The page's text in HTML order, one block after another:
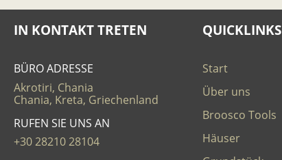
IN KONTAKT TRETEN
BÜRO ADRESSE
Akrotiri, Chania
Chania, Kreta, Griechenland
RUFEN SIE UNS AN
+30 28210 28104
QUICKLINKS
Start
Über uns
Broosco Tools
Häuser